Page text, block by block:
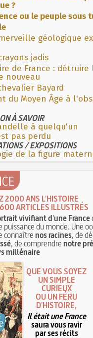
?
ou le peuple sous
géologique
jadis
de France : détruire
nouveau
Bayard
du Moyen Âge à
À SAVOIR
à quelqu'un
pas perdu
/ EXPOSITIONS
de la figure
2000 ANS L'HISTOIRE
ARTICLES ILLUSTRÉS
vivifiant d'une France
du monde. Une
connaîtrenos racines, de
, de comprendrenotre
millénaire
QUE VOUS SOYEZ
UN SIMPLE
CURIEUX
OU UN FÉRU
D'HISTOIRE,
Il était une France
saura vous ravir
par ses récits